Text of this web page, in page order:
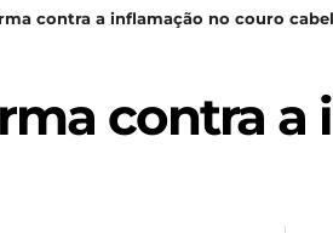
contra a inflamação no couro
contra